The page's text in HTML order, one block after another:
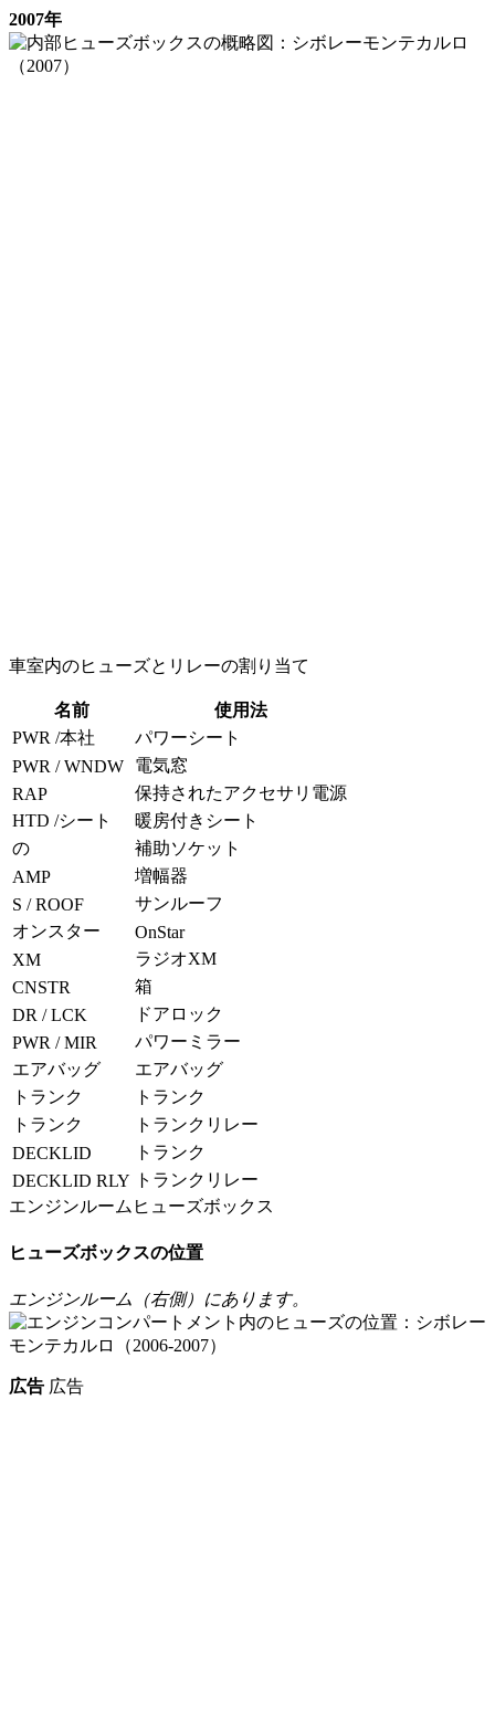
2007年
車室内のヒューズとリレーの割り当て
名前
使用法
PWR /本社
パワーシート
PWR / WNDW
電気窓
RAP
保持されたアクセサリ電源
HTD /シート
暖房付きシート
の
補助ソケット
AMP
増幅器
S / ROOF
サンルーフ
オンスター
OnStar
XM
ラジオXM
CNSTR
箱
DR / LCK
ドアロック
PWR / MIR
パワーミラー
エアバッグ
エアバッグ
トランク
トランク
トランク
トランクリレー
DECKLID
トランク
DECKLID RLY
トランクリレー
エンジンルームヒューズボックス
ヒューズボックスの位置
エンジンルーム（右側）にあります。
広告 広告